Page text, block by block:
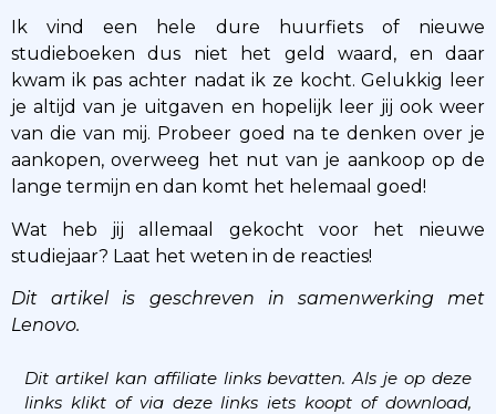
Ik vind een hele dure huurfiets of nieuwe
studieboeken dus niet het geld waard, en daar
kwam ik pas achter nadat ik ze kocht. Gelukkig leer
je altijd van je uitgaven en hopelijk leer jij ook weer
van die van mij. Probeer goed na te denken over je
aankopen, overweeg het nut van je aankoop op de
lange termijn en dan komt het helemaal goed!
Wat heb jij allemaal gekocht voor het nieuwe
studiejaar? Laat het weten in de reacties!
Dit artikel is geschreven in samenwerking met
Lenovo.
Dit artikel kan affiliate links bevatten. Als je op deze
links klikt of via deze links iets koopt of download,